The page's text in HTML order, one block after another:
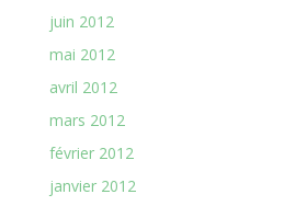
juin 2012
mai 2012
avril 2012
mars 2012
février 2012
janvier 2012